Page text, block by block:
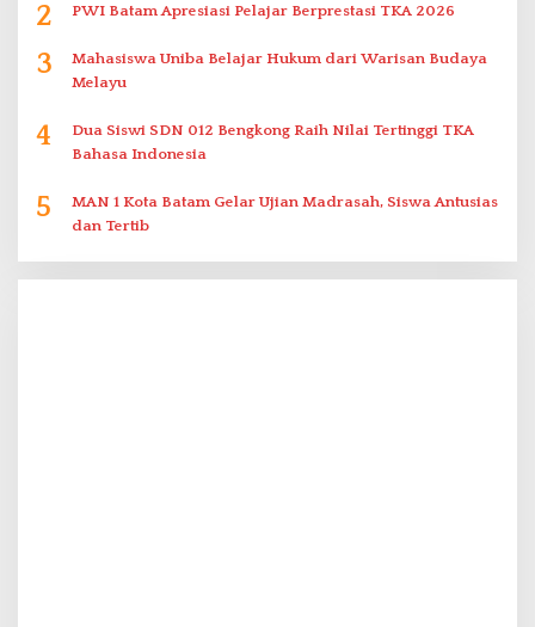
2 PWI Batam Apresiasi Pelajar Berprestasi TKA 2026
3
Mahasiswa Uniba Belajar Hukum dari Warisan Budaya
Melayu
4
Dua Siswi SDN 012 Bengkong Raih Nilai Tertinggi TKA
Bahasa Indonesia
5
MAN 1 Kota Batam Gelar Ujian Madrasah, Siswa Antusias
dan Tertib